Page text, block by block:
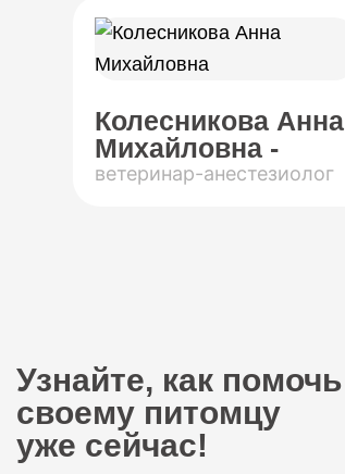
Колесникова Анна
Михайловна -
ветеринар-анестезиолог
Узнайте, как помочь
своему питомцу
уже сейчас!